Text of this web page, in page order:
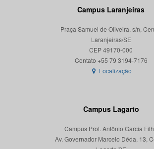
Campus Laranjeiras
Praça Samuel de Oliveira, s/n,
Laranjeiras/SE
CEP 49170-000
Localização
Campus Lagarto
Campus Prof. Antônio Garcia
Av. Governador Marcelo Déda, 13,